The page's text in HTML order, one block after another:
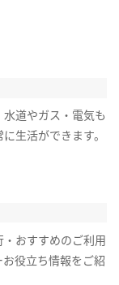
道やガス・電気も
生活ができます。
おすすめのご利用
役立ち情報をご紹